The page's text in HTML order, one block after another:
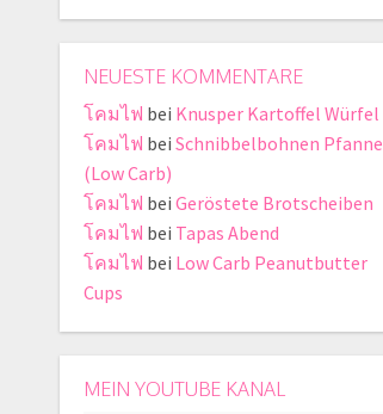
NEUESTE KOMMENTARE
โคมไฟ bei Knusper Kartoffel Würfel
โคมไฟ bei Schnibbelbohnen Pfanne
(Low Carb)
โคมไฟ bei Geröstete Brotscheiben
โคมไฟ bei Tapas Abend
โคมไฟ bei Low Carb Peanutbutter
Cups
MEIN YOUTUBE KANAL